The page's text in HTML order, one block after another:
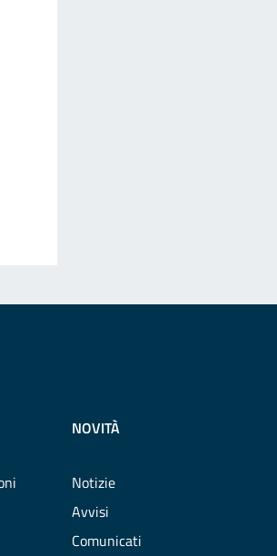
NOVITÀ
Notizie
Avvisi
Comunicati